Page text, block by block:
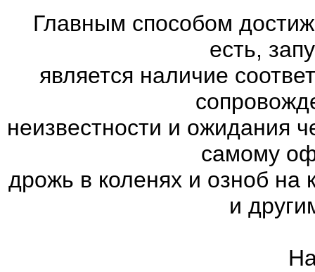
Главным способом
есть,
является наличие
неизвестности и ожидания
самому
дрожь в коленях и озноб на
и